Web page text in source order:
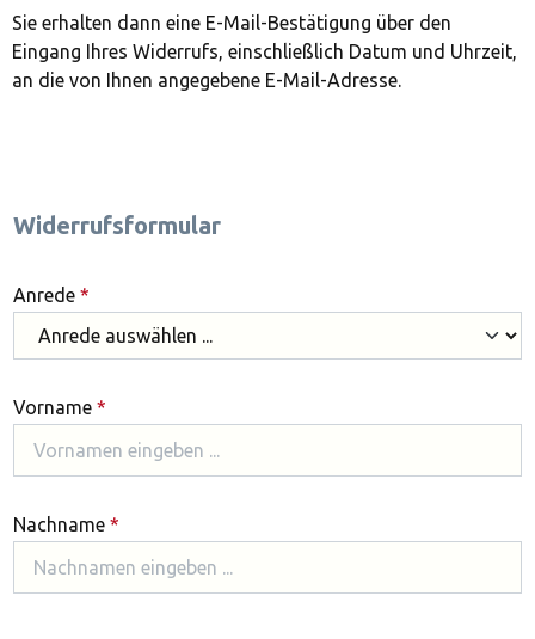
Sie erhalten dann eine E-Mail-Bestätigung über den
Eingang Ihres Widerrufs, einschließlich Datum und Uhrzeit,
an die von Ihnen angegebene E-Mail-Adresse.
Widerrufsformular
Anrede *
Vorname *
Nachname *